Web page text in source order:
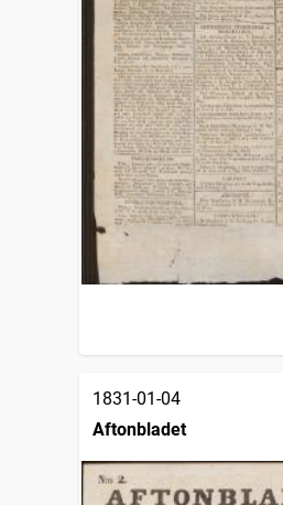
1831-01-04
Aftonbladet